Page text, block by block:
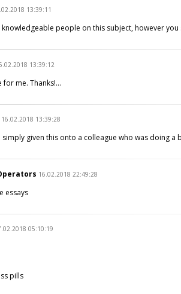
13:39:11
knowledgeable people on this subject, however
13:39:12
for me. Thanks!…
16.02.2018 13:39:28
simply given this onto a colleague who was doing
16.02.2018 22:49:28
essays
05:10:19
pills